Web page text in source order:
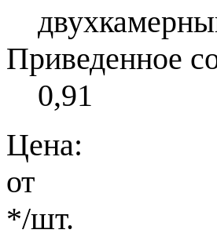
Приведенное
0,91
Цена:
от
*/шт.